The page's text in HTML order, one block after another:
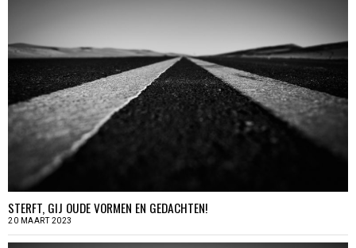
STERFT, GIJ OUDE VORMEN EN GEDACHTEN!
20 MAART 2023